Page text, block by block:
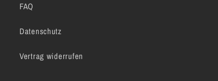
FAQ
Datenschutz
Vertrag widerrufen